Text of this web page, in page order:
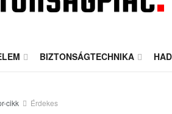
BIZTONSÁGTECHNIKA
cikk Érdekes